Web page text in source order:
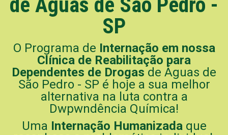
SP
O Programa de Internação em nossa
Clínica de Reabilitação para
Dependentes de Drogas de Águas de
São Pedro - SP é hoje a sua melhor
alternativa na luta contra a
Dwpwndência Química!
Uma Internação Humanizadaque